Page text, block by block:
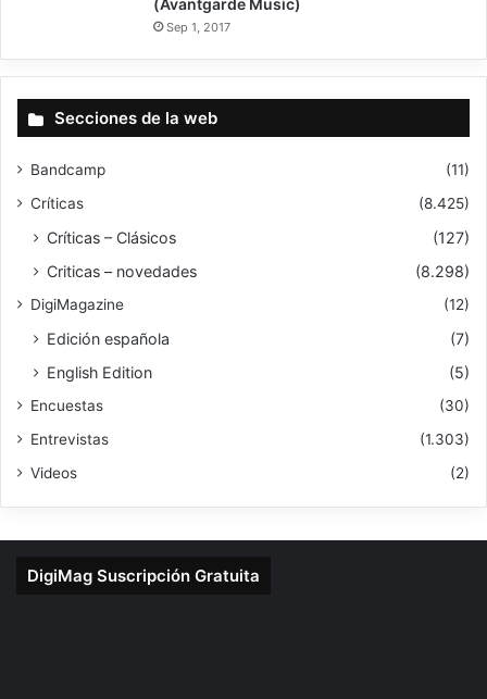
Sep 1, 2017
Secciones de la web
Bandcamp
(11)
Críticas
(8.425)
Críticas – Clásicos
(127)
Criticas – novedades
(8.298)
DigiMagazine (12)
Edición española
(7)
English Edition
(5)
Encuestas
(30)
Entrevistas
(1.303)
Videos
(2)
DigiMag Suscripción Gratuita